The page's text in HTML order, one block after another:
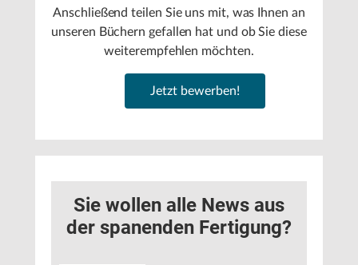
Anschließend teilen Sie uns mit, was Ihnen an
unseren Büchern gefallen hat und ob Sie diese
weiterempfehlen möchten.
Jetzt bewerben!
Sie wollen alle News aus
der spanenden Fertigung?